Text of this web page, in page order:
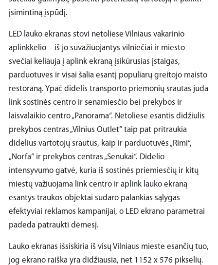
įsimintiną įspūdį.
LED lauko ekranas stovi netoliese Vilniaus vakarinio
aplinkkelio – iš jo suvažiuojantys vilniečiai ir miesto
svečiai keliauja į aplink ekraną įsikūrusias įstaigas,
parduotuves ir visai šalia esantį populiarų greitojo maisto
restoraną. Ypač didelis transporto priemonių srautas juda
link sostinės centro ir senamiesčio bei prekybos ir
laisvalaikio centro „Panorama“. Netoliese esantis didžiulis
prekybos centras „Vilnius Outlet“ taip pat pritraukia
didelius vartotojų srautus, kaip ir parduotuvės „Rimi“,
„Norfa“ ir prekybos centras „Senukai“. Didelio
intensyvumo gatvė, kuria iš sostinės priemiesčių ir kitų
miestų važiuojama link centro ir aplink lauko ekraną
esantys traukos objektai sudaro palankias sąlygas
efektyviai reklamos kampanijai, o LED ekrano parametrai
padeda patraukti dėmesį.
Lauko ekranas išsiskiria iš visų Vilniaus mieste esančių tuo,
jog ekrano raiška yra didžiausia, net 1152 x 576 pikselių.